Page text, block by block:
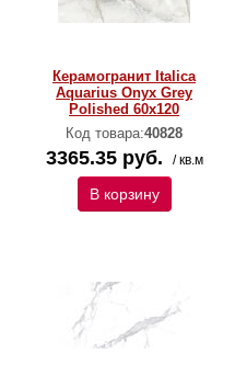
Керамогранит Italica
Aquarius Onyx Grey
Polished 60х120
Код товара:40828
3365.35 руб. / кв.м
В корзину